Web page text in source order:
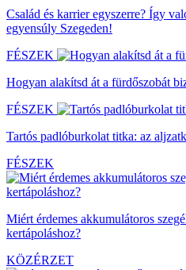
Család és karrier egyszerre? Így
egyensúly Szegeden!
FÉSZEK
Hogyan alakítsd át a fürdőszobát
FÉSZEK
Tartós padlóburkolat titka: az
FÉSZEK
Miért érdemes akkumulátoros
kertápoláshoz?
KÖZÉRZET